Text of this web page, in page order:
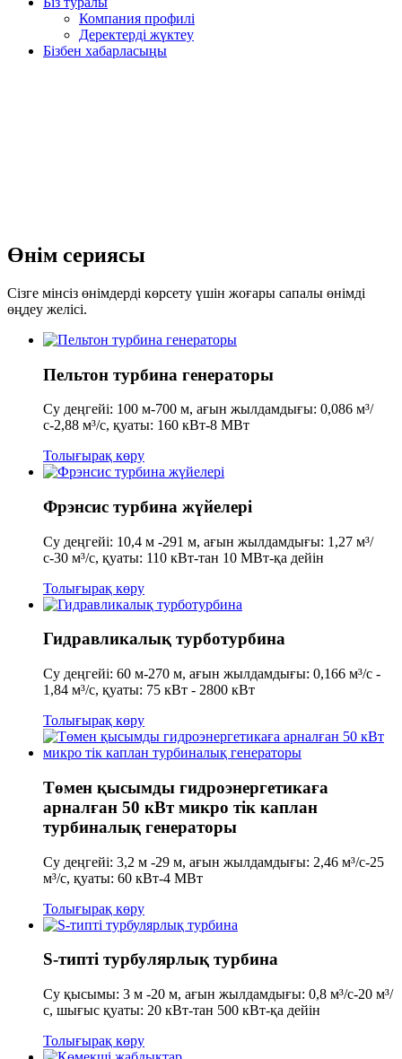
Компания профилі
Деректерді жүктеу
Бізбен хабарласыңы
Өнім сериясы
Сізге мінсіз өнімдерді көрсету үшін жоғары сапалы өнімді
өңдеу желісі.
Пельтон турбина генераторы
Су деңгейі: 100 м-700 м, ағын жылдамдығы: 0,086 м³/
с-2,88 м³/с, қуаты: 160 кВт-8 МВт
Толығырақ көру
Фрэнсис турбина жүйелері
Су деңгейі: 10,4 м -291 м, ағын жылдамдығы: 1,27 м³/
с-30 м³/с, қуаты: 110 кВт-тан 10 МВт-қа дейін
Толығырақ көру
Гидравликалық турботурбина
Су деңгейі: 60 м-270 м, ағын жылдамдығы: 0,166 м³/с -
1,84 м³/с, қуаты: 75 кВт - 2800 кВт
Толығырақ көру
Төмен қысымды гидроэнергетикаға
арналған 50 кВт микро тік каплан
турбиналық генераторы
Су деңгейі: 3,2 м -29 м, ағын жылдамдығы: 2,46 м³/с-25
м³/с, қуаты: 60 кВт-4 МВт
Толығырақ көру
S-типті турбулярлық турбина
Су қысымы: 3 м -20 м, ағын жылдамдығы: 0,8 м³/с-20 м³/
с, шығыс қуаты: 20 кВт-тан 500 кВт-қа дейін
Толығырақ көру